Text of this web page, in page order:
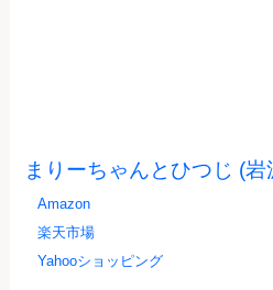
まりーちゃんとひつじ (
Amazon
楽天市場
Yahooショッピング